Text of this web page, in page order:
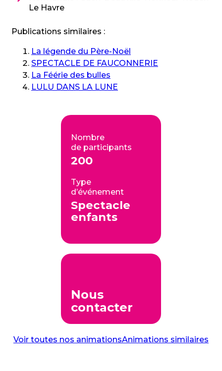
Le Havre
Publications similaires :
La légende du Père-Noël
SPECTACLE DE FAUCONNERIE
La Féérie des bulles
LULU DANS LA LUNE
Nombre
de participants
200
Type
d’événement
Spectacle
enfants
Nous
contacter
Voir toutes nos animationsAnimations similaires